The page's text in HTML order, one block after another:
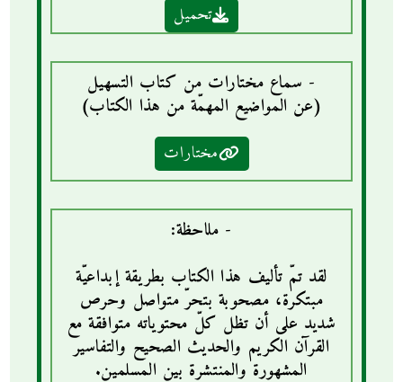
تحميل
- سماع مختارات من كتاب التسهيل
(عن المواضيع المهمّة من هذا الكتاب)
مختارات
- ملاحظة:
لقد تمّ تأليف هذا الكتاب بطريقة إبداعيّة
مبتكرة، مصحوبة بتحرّ متواصل وحرص
شديد على أن تظل كلّ محتوياته متوافقة مع
القرآن الكريم والحديث الصحيح والتفاسير
المشهورة والمنتشرة بين المسلمين.